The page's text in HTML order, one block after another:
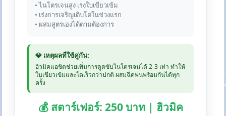
• ไนโตรเจนสูง เร่งใบเขียวเข้ม
• เร่งการเจริญเติบโตในช่วงแรก
• ผสมสูตรเองได้ตามต้องการ
💎 เหตุผลที่ใช้คู่กัน:
ฮิวมิคแอซิดช่วยเพิ่มการดูดซับไนโตรเจนได้ 2-3 เท่า ทำให้
ใบเขียวเข้มและโตเร็วกว่าปกติ ผสมฉีดพ่นพร้อมกันได้ทุก
ครั้ง
💰 สตาร์เฟอร์: 250 บาท | ฮิวมิค